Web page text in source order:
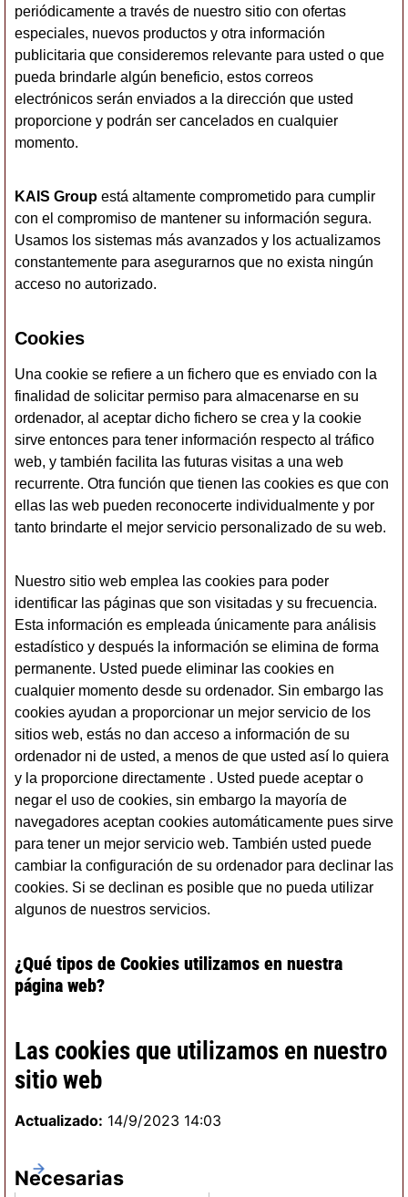
periódicamente a través de nuestro sitio con ofertas
especiales, nuevos productos y otra información
publicitaria que consideremos relevante para usted o que
pueda brindarle algún beneficio, estos correos
electrónicos serán enviados a la dirección que usted
proporcione y podrán ser cancelados en cualquier
momento.
KAIS Group está altamente comprometido para cumplir
con el compromiso de mantener su información segura.
Usamos los sistemas más avanzados y los actualizamos
constantemente para asegurarnos que no exista ningún
acceso no autorizado.
Cookies
Una cookie se refiere a un fichero que es enviado con la
finalidad de solicitar permiso para almacenarse en su
ordenador, al aceptar dicho fichero se crea y la cookie
sirve entonces para tener información respecto al tráfico
web, y también facilita las futuras visitas a una web
recurrente. Otra función que tienen las cookies es que con
ellas las web pueden reconocerte individualmente y por
tanto brindarte el mejor servicio personalizado de su web.
Nuestro sitio web emplea las cookies para poder
identificar las páginas que son visitadas y su frecuencia.
Esta información es empleada únicamente para análisis
estadístico y después la información se elimina de forma
permanente. Usted puede eliminar las cookies en
cualquier momento desde su ordenador. Sin embargo las
cookies ayudan a proporcionar un mejor servicio de los
sitios web, estás no dan acceso a información de su
ordenador ni de usted, a menos de que usted así lo quiera
y la proporcione directamente . Usted puede aceptar o
negar el uso de cookies, sin embargo la mayoría de
navegadores aceptan cookies automáticamente pues sirve
para tener un mejor servicio web. También usted puede
cambiar la configuración de su ordenador para declinar las
cookies. Si se declinan es posible que no pueda utilizar
algunos de nuestros servicios.
¿Qué tipos de Cookies utilizamos en nuestra
página web?
Las cookies que utilizamos en nuestro
sitio web
Actualizado: 14/9/2023 14:03
Necesarias